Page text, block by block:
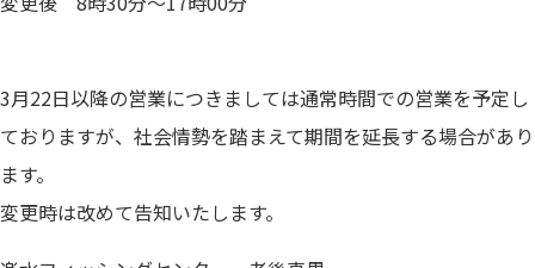
3月22日以降の営業につきましては通常時間での営業を予定し
ておりますが、社会情勢を踏まえて期間を延長する場合があり
ます。
変更時は改めて告知いたします。